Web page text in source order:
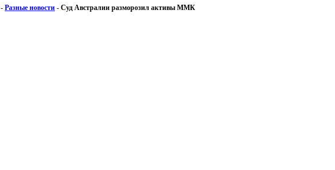
- Разные новости - Суд Австралии разморозил активы ММК